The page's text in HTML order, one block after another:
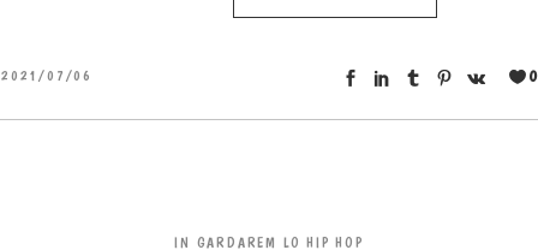
2021/07/06 0
IN GARDAREM LO HIP HOP